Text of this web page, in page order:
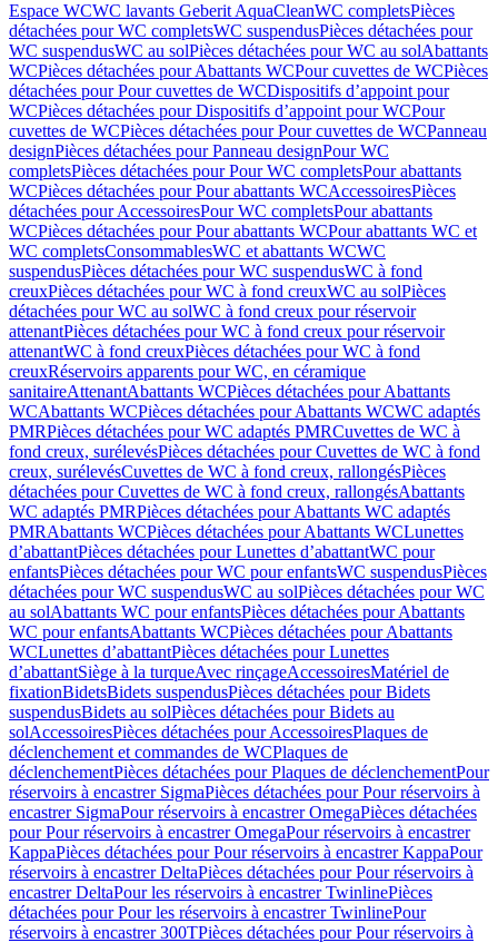
Espace WCWC lavants Geberit AquaCleanWC completsPièces
détachées pour WC completsWC suspendusPièces détachées pour
WC suspendusWC au solPièces détachées pour WC au solAbattants
WCPièces détachées pour Abattants WCPour cuvettes de WCPièces
détachées pour Pour cuvettes de WCDispositifs d’appoint pour
WCPièces détachées pour Dispositifs d’appoint pour WCPour
cuvettes de WCPièces détachées pour Pour cuvettes de WCPanneau
designPièces détachées pour Panneau designPour WC
completsPièces détachées pour Pour WC completsPour abattants
WCPièces détachées pour Pour abattants WCAccessoiresPièces
détachées pour AccessoiresPour WC completsPour abattants
WCPièces détachées pour Pour abattants WCPour abattants WC et
WC completsConsommablesWC et abattants WCWC
suspendusPièces détachées pour WC suspendusWC à fond
creuxPièces détachées pour WC à fond creuxWC au solPièces
détachées pour WC au solWC à fond creux pour réservoir
attenantPièces détachées pour WC à fond creux pour réservoir
attenantWC à fond creuxPièces détachées pour WC à fond
creuxRéservoirs apparents pour WC, en céramique
sanitaireAttenantAbattants WCPièces détachées pour Abattants
WCAbattants WCPièces détachées pour Abattants WCWC adaptés
PMRPièces détachées pour WC adaptés PMRCuvettes de WC à
fond creux, surélevésPièces détachées pour Cuvettes de WC à fond
creux, surélevésCuvettes de WC à fond creux, rallongésPièces
détachées pour Cuvettes de WC à fond creux, rallongésAbattants
WC adaptés PMRPièces détachées pour Abattants WC adaptés
PMRAbattants WCPièces détachées pour Abattants WCLunettes
d’abattantPièces détachées pour Lunettes d’abattantWC pour
enfantsPièces détachées pour WC pour enfantsWC suspendusPièces
détachées pour WC suspendusWC au solPièces détachées pour WC
au solAbattants WC pour enfantsPièces détachées pour Abattants
WC pour enfantsAbattants WCPièces détachées pour Abattants
WCLunettes d’abattantPièces détachées pour Lunettes
d’abattantSiège à la turqueAvec rinçageAccessoiresMatériel de
fixationBidetsBidets suspendusPièces détachées pour Bidets
suspendusBidets au solPièces détachées pour Bidets au
solAccessoiresPièces détachées pour AccessoiresPlaques de
déclenchement et commandes de WCPlaques de
déclenchementPièces détachées pour Plaques de déclenchementPour
réservoirs à encastrer SigmaPièces détachées pour Pour réservoirs à
encastrer SigmaPour réservoirs à encastrer OmegaPièces détachées
pour Pour réservoirs à encastrer OmegaPour réservoirs à encastrer
KappaPièces détachées pour Pour réservoirs à encastrer KappaPour
réservoirs à encastrer DeltaPièces détachées pour Pour réservoirs à
encastrer DeltaPour les réservoirs à encastrer TwinlinePièces
détachées pour Pour les réservoirs à encastrer TwinlinePour
réservoirs à encastrer 300TPièces détachées pour Pour réservoirs à